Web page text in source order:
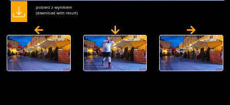
pobierz z wynikiem
(dawnload with result)